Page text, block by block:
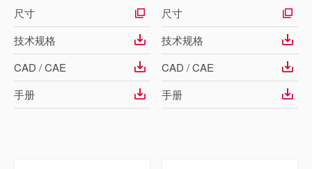
尺寸
技术规格
CAD / CAE
手册
尺寸
技术规格
CAD / CAE
手册